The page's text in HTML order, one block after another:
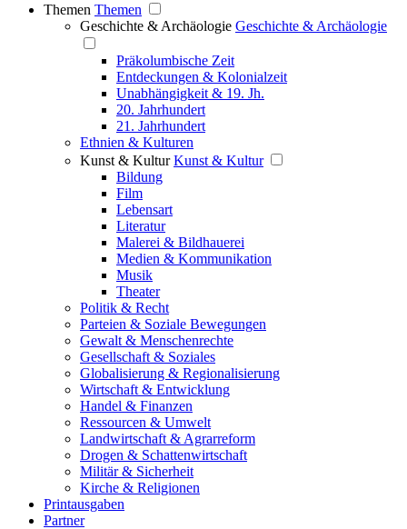
Themen Themen
Geschichte & Archäologie Geschichte & Archäologie
Präkolumbische Zeit
Entdeckungen & Kolonialzeit
Unabhängigkeit & 19. Jh.
20. Jahrhundert
21. Jahrhundert
Ethnien & Kulturen
Kunst & Kultur Kunst & Kultur
Bildung
Film
Lebensart
Literatur
Malerei & Bildhauerei
Medien & Kommunikation
Musik
Theater
Politik & Recht
Parteien & Soziale Bewegungen
Gewalt & Menschenrechte
Gesellschaft & Soziales
Globalisierung & Regionalisierung
Wirtschaft & Entwicklung
Handel & Finanzen
Ressourcen & Umwelt
Landwirtschaft & Agrarreform
Drogen & Schattenwirtschaft
Militär & Sicherheit
Kirche & Religionen
Printausgaben
Partner